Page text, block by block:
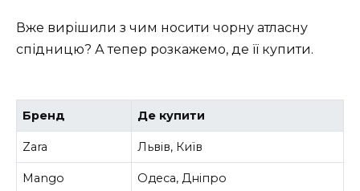
Вже вирішили з чим носити чорну атласну
спідницю? А тепер розкажемо, де її купити.
Бренд Де купити
Zara Львів, Київ
Mango Одеса, Дніпро